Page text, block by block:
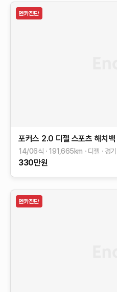
포커스 2.0 디젤 스포츠 해치백
14/06식 191,665km 디젤 경기
330만원